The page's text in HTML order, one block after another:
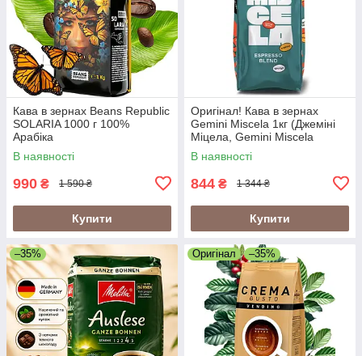
Кава в зернах Beans Republic
SOLARIA 1000 г 100%
Арабіка
В наявності
990 ₴ 1 590 ₴
Купити
Оригінал! Кава в зернах
Gemini Miscela 1кг (Джеміні
Міцела, Gemini Miscela
Espresso), 60% арабіка/40%
робуста
В наявності
844 ₴ 1 344 ₴
Купити
–35% Оригінал –35%